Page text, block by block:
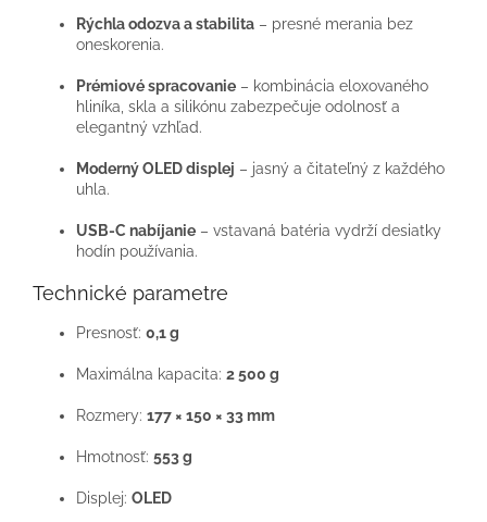
Rýchla odozva a stabilita – presné merania bez
oneskorenia.
Prémiové spracovanie – kombinácia eloxovaného
hliníka, skla a silikónu zabezpečuje odolnosť a
elegantný vzhľad.
Moderný OLED displej – jasný a čitateľný z každého
uhla.
USB-C nabíjanie – vstavaná batéria vydrží desiatky
hodín používania.
Technické parametre
Presnosť: 0,1 g
Maximálna kapacita: 2 500 g
Rozmery: 177 × 150 × 33 mm
Hmotnosť: 553 g
Displej: OLED